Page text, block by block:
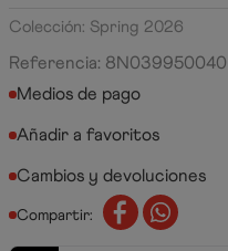
Colección: Spring 2026
Referencia: 8N039950040
Medios de pago
Cambios y devoluciones
Compartir: